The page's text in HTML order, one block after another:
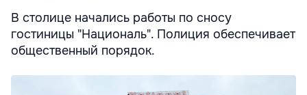
В столице начались работы по сносу
гостиницы "Националь". Полиция обеспечивает
общественный порядок.